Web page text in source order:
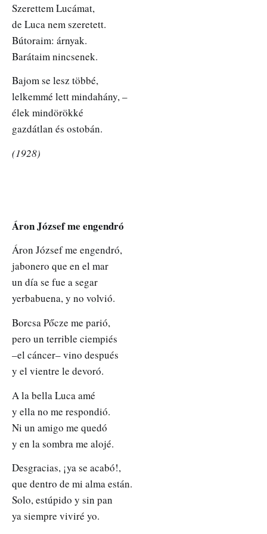
Szerettem Lucámat,
de Luca nem szeretett.
Bútoraim: árnyak.
Barátaim nincsenek.
Bajom se lesz többé,
lelkemmé lett mindahány, –
élek mindörökké
gazdátlan és ostobán.
(1928)
Áron József me engendró
Áron József me engendró,
jabonero que en el mar
un día se fue a segar
yerbabuena, y no volvió.
Borcsa Pőcze me parió,
pero un terrible ciempiés
–el cáncer– vino después
y el vientre le devoró.
A la bella Luca amé
y ella no me respondió.
Ni un amigo me quedó
y en la sombra me alojé.
Desgracias, ¡ya se acabó!,
que dentro de mi alma están.
Solo, estúpido y sin pan
ya siempre viviré yo.